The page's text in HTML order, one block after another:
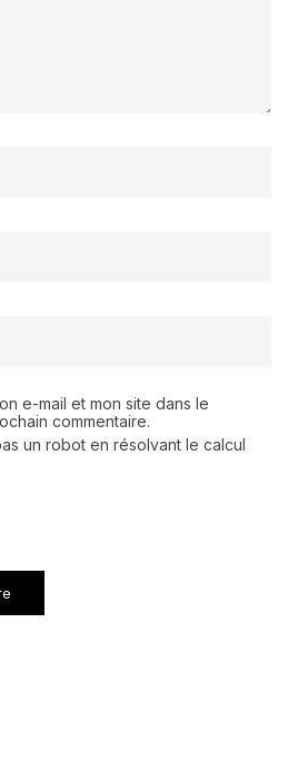
e-mail et mon site dans le
commentaire.
un robot en résolvant le calcul